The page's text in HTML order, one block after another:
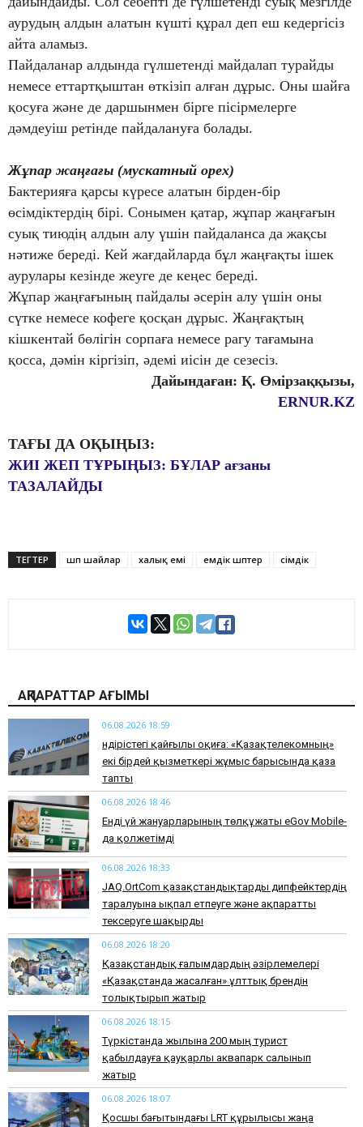
аурудың алдын алатын күшті құрал деп еш кедергісіз
айта аламыз.
Пайдаланар алдында гүлшетенді майдалап турайды
немесе еттартқыштан өткізіп алған дұрыс. Оны шайға
қосуға және де даршынмен бірге пісірмелерге
дәмдеуіш ретінде пайдалануға болады.
Жұпар жаңғағы (мускатный орех)
Бактерияға қарсы күресе алатын бірден-бір
өсімдіктердің бірі. Сонымен қатар, жұпар жаңғағын
суық тиюдің алдын алу үшін пайдаланса да жақсы
нәтиже береді. Кей жағдайларда бұл жаңғақты ішек
аурулары кезінде жеуге де кеңес береді.
Жұпар жаңғағының пайдалы әсерін алу үшін оны
сүтке немесе кофеге қосқан дұрыс. Жаңғақтың
кішкентай бөлігін сорпаға немесе рагу тағамына
қосса, дәмін кіргізіп, әдемі иісін де сезесіз.
Дайындаған: Қ. Өмірзаққызы,
ERNUR.KZ
ТАҒЫ ДА ОҚЫҢЫЗ:
ЖИІ ЖЕП ТҰРЫҢЫЗ: БҰЛАР ағзаны
ТАЗАЛАЙДЫ
ТЕГТЕР шөп шайлар халық емі емдік шөптер өсімдік
АҚПАРАТТАР АҒЫМЫ
06.08.2026 18:59
Өндірістегі қайғылы оқиға: «Қазақтелекомның»
екі бірдей қызметкері жұмыс барысында қаза
тапты
06.08.2026 18:46
Енді үй жануарларының төлқұжаты eGov Mobile-
да қолжетімді
06.08.2026 18:33
JAQ.OrtCom қазақстандықтарды дипфейктердің
таралуына ықпал етпеуге және ақпаратты
тексеруге шақырды
06.08.2026 18:20
Қазақстандық ғалымдардың әзірлемелері
«Қазақстанда жасалған» ұлттық брендін
толықтырып жатыр
06.08.2026 18:15
Түркістанда жылына 200 мың турист
қабылдауға қауқарлы аквапарк салынып
жатыр
06.08.2026 18:07
Қосшы бағытындағы LRT құрылысы жаңа